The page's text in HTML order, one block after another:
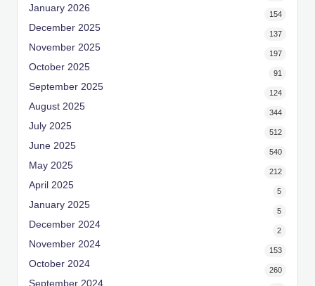
January 2026
154
December 2025
137
November 2025
197
October 2025
91
September 2025
124
August 2025
344
July 2025
512
June 2025
540
May 2025
212
April 2025
5
January 2025
5
December 2024
2
November 2024
153
October 2024
260
September 2024